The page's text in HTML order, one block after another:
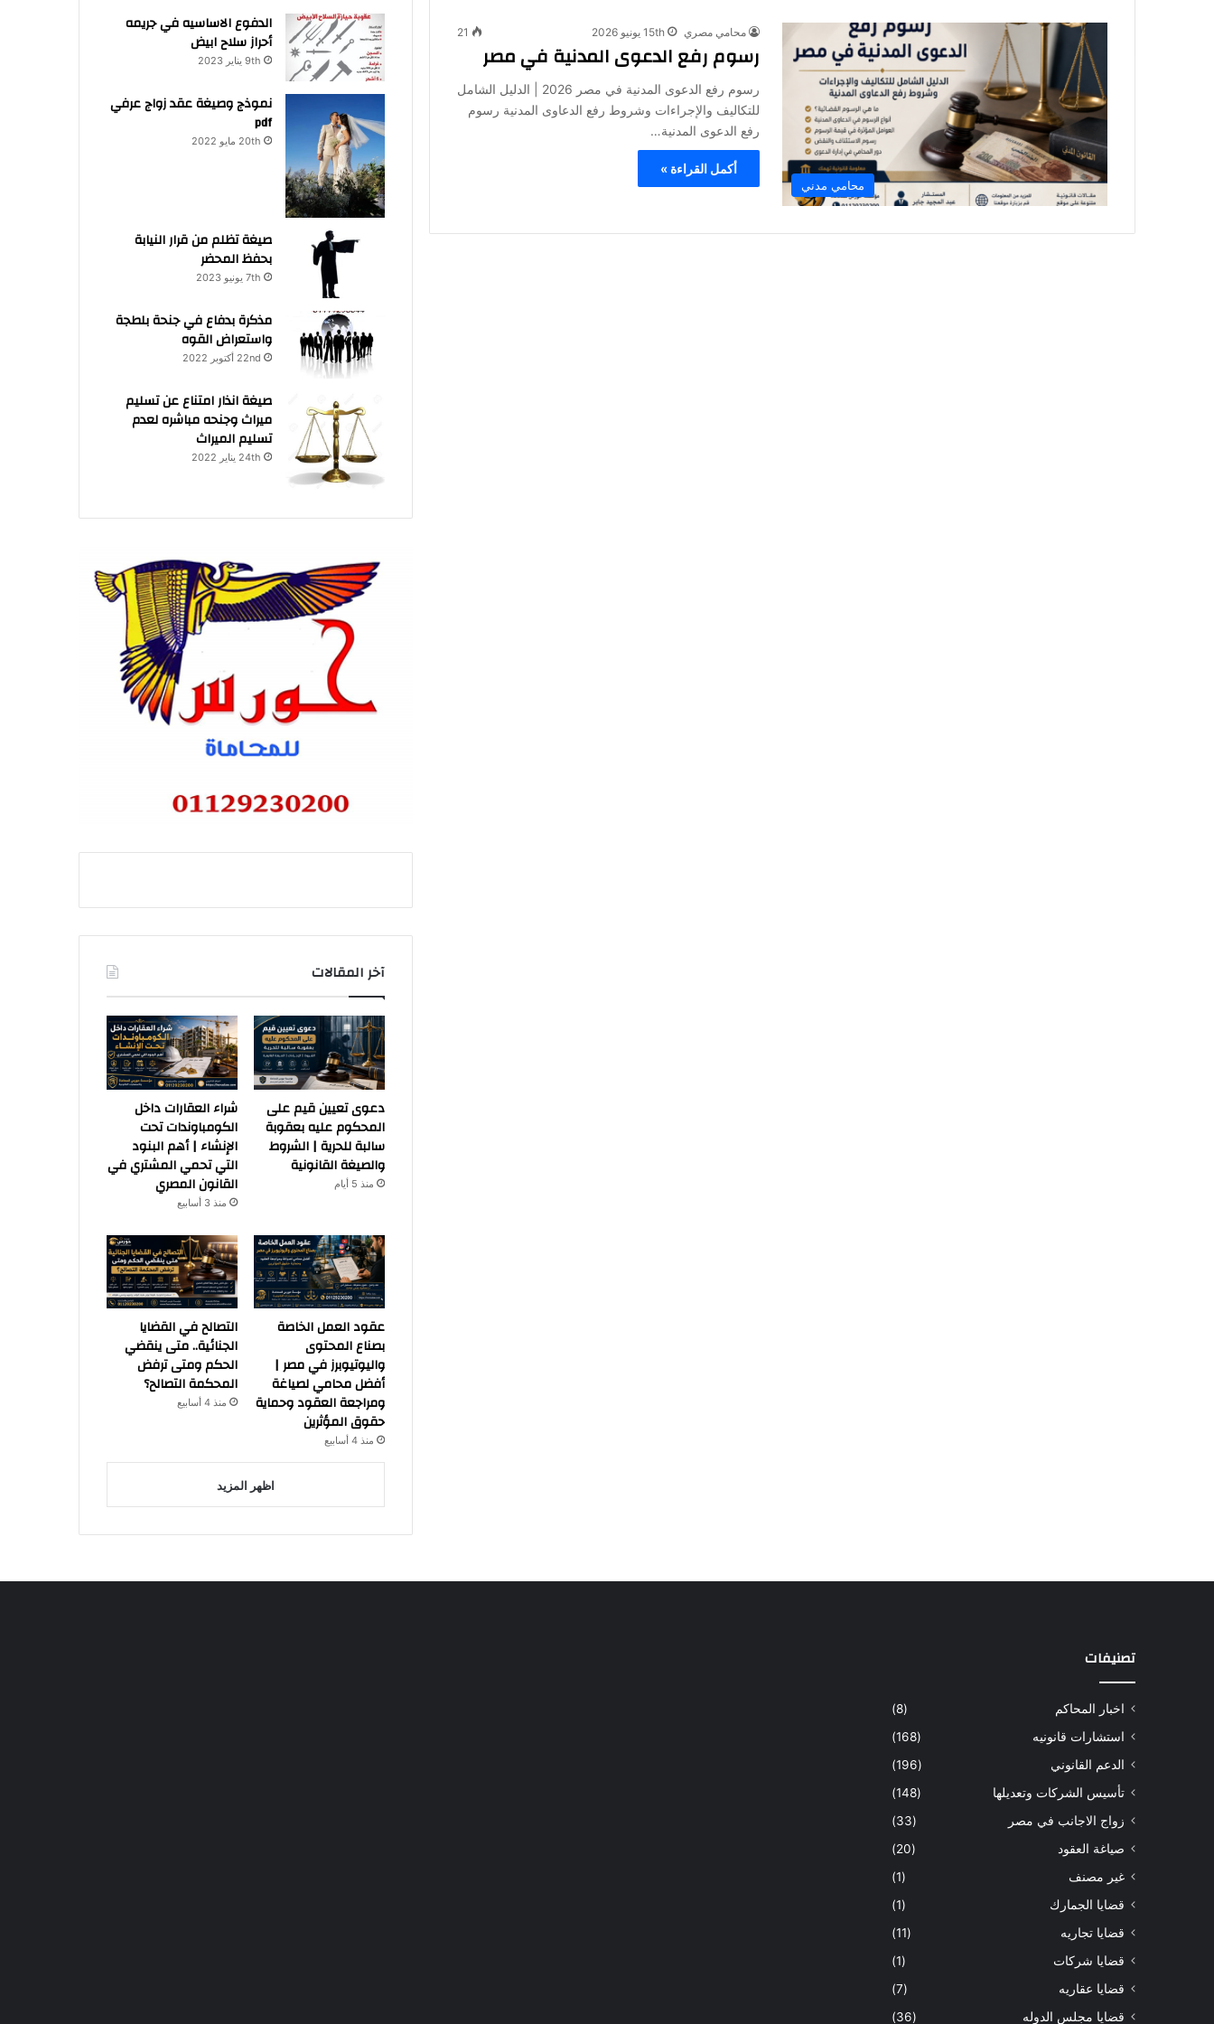
محامي مدني
محامي مصري 15th يونيو 2026 21
رسوم رفع الدعوى المدنية في مصر
رسوم رفع الدعوى المدنية في مصر 2026 | الدليل الشامل
للتكاليف والإجراءات وشروط رفع الدعاوى المدنية رسوم
رفع الدعوى المدنية…
أكمل القراءة »
الدفوع الاساسيه في جريمه
أحراز سلاح ابيض
9th يناير 2023
نموذج وصيغة عقد زواج عرفي
pdf
20th مايو 2022
صيغة تظلم من قرار النيابة
بحفظ المحضر
7th يونيو 2023
مذكرة بدفاع في جنحة بلطجة
واستعراض القوه
22nd أكتوبر 2022
صيغة انذار امتناع عن تسليم
ميراث وجنحه مباشره لعدم
تسليم الميراث
24th يناير 2022
آخر المقالات
دعوى تعيين قيم على
المحكوم عليه بعقوبة
سالبة للحرية | الشروط
والصيغة القانونية
منذ 5 أيام
شراء العقارات داخل
الكومباوندات تحت
الإنشاء | أهم البنود
التي تحمي المشتري في
القانون المصري
منذ 3 أسابيع
عقود العمل الخاصة
بصناع المحتوى
واليوتيوبرز في مصر |
أفضل محامي لصياغة
ومراجعة العقود وحماية
حقوق المؤثرين
منذ 4 أسابيع
التصالح في القضايا
الجنائية.. متى ينقضي
الحكم ومتى ترفض
المحكمة التصالح؟
منذ 4 أسابيع
اظهر المزيد
تصنيفات
اخبار المحاكم
(8)
استشارات قانونيه
(168)
الدعم القانوني
(196)
تأسيس الشركات وتعديلها
(148)
زواج الاجانب في مصر
(33)
صياغة العقود
(20)
غير مصنف
(1)
قضايا الجمارك
(1)
قضايا تجاريه
(11)
قضايا شركات
(1)
قضايا عقاريه
(7)
قضايا مجلس الدوله
(36)